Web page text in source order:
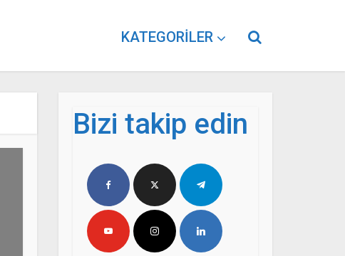
KATEGORILER
Bizi takip edin